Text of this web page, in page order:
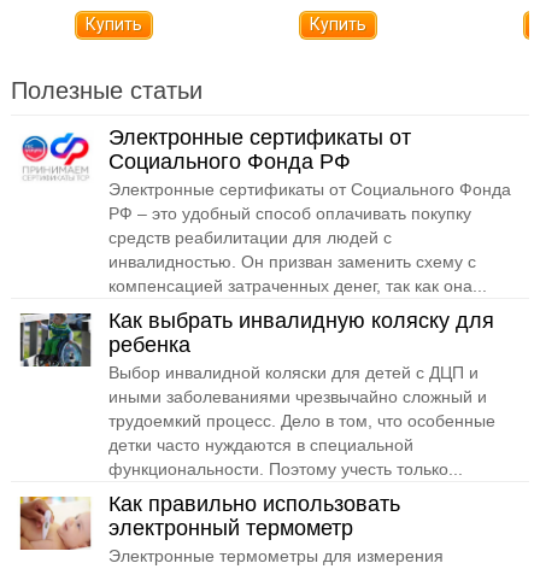
Полезные статьи
Электронные сертификаты от
Социального Фонда РФ
Электронные сертификаты от Социального Фонда
РФ – это удобный способ оплачивать покупку
средств реабилитации для людей с
инвалидностью. Он призван заменить схему с
компенсацией затраченных денег, так как она...
Как выбрать инвалидную коляску для
ребенка
Выбор инвалидной коляски для детей с ДЦП и
иными заболеваниями чрезвычайно сложный и
трудоемкий процесс. Дело в том, что особенные
детки часто нуждаются в специальной
функциональности. Поэтому учесть только...
Как правильно использовать
электронный термометр
Электронные термометры для измерения